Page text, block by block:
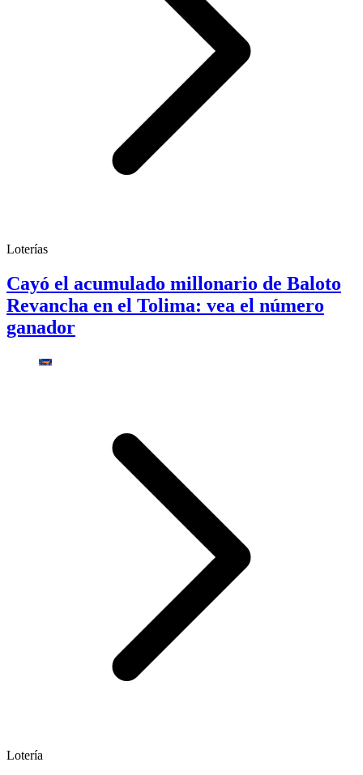
Loterías
Cayó el acumulado millonario de Baloto
Revancha en el Tolima: vea el número
ganador
Lotería